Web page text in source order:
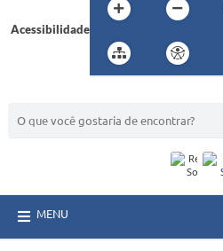
Acessibilidade
MENU